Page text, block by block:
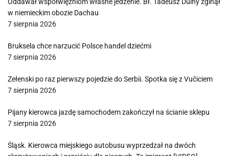
w niemieckim obozie Dachau
7 sierpnia 2026
Bruksela chce narzucić Polsce handel dziećmi
7 sierpnia 2026
Zełenski po raz pierwszy pojedzie do Serbii. Spotka się z Vučiciem
7 sierpnia 2026
Pijany kierowca jazdę samochodem zakończył na ścianie sklepu
7 sierpnia 2026
Śląsk. Kierowca miejskiego autobusu wyprzedzał na dwóch